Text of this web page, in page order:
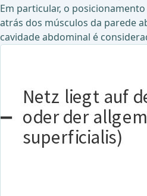
Em particular, o
atrás dos músculos da parede
cavidade abdominal é